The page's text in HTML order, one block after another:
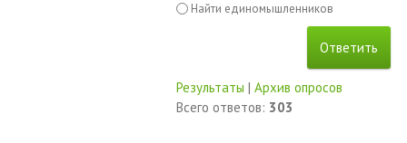
Найти единомышленников
Результаты | Архив опросов
Всего ответов: 303